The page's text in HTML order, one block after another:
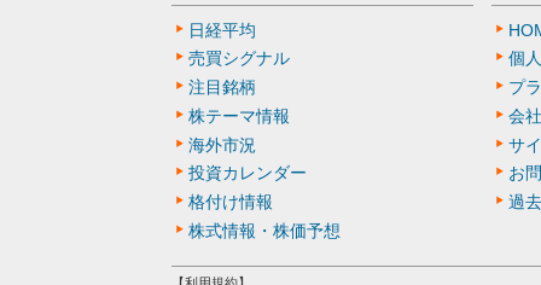
日経平均
売買シグナル
注目銘柄
株テーマ情報
海外市況
投資カレンダー
格付け情報
株式情報・株価予想
個
プ
会
サ
お
過